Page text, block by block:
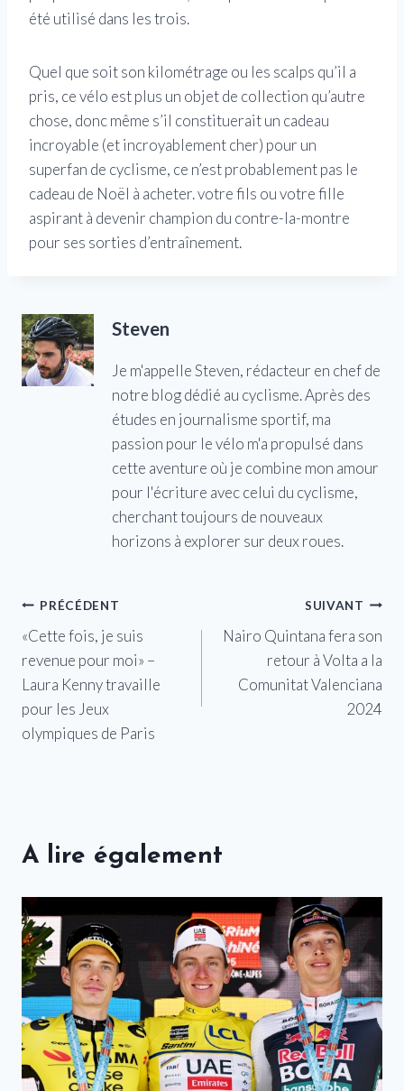
été utilisé dans les trois.
Quel que soit son kilométrage ou les scalps qu’il a
pris, ce vélo est plus un objet de collection qu’autre
chose, donc même s’il constituerait un cadeau
incroyable (et incroyablement cher) pour un
superfan de cyclisme, ce n’est probablement pas le
cadeau de Noël à acheter. votre fils ou votre fille
aspirant à devenir champion du contre-la-montre
pour ses sorties d’entraînement.
Steven
Je m'appelle Steven, rédacteur en chef de
notre blog dédié au cyclisme. Après des
études en journalisme sportif, ma
passion pour le vélo m'a propulsé dans
cette aventure où je combine mon amour
pour l'écriture avec celui du cyclisme,
cherchant toujours de nouveaux
horizons à explorer sur deux roues.
Navigation
de
l’article
PRÉCÉDENT
«Cette fois, je suis
revenue pour moi» –
Laura Kenny travaille
pour les Jeux
olympiques de Paris
SUIVANT
Nairo Quintana fera son
retour à Volta a la
Comunitat Valenciana
2024
A lire également